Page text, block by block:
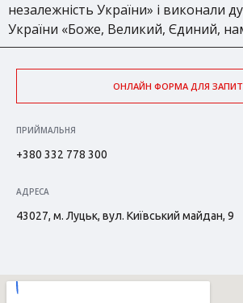
незалежність України» і виконали
України «Боже, Великий, Єдиний,
ОНЛАЙН ФОРМА ДЛЯ
ПРИЙМАЛЬНЯ
+380 332 778 300
АДРЕСА
43027, м. Луцьк, вул. Київський майдан, 9